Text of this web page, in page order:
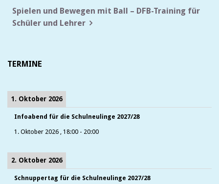
Spielen und Bewegen mit Ball – DFB-Training für
Schüler und Lehrer
TERMINE
1. Oktober 2026
Infoabend für die Schulneulinge 2027/28
1. Oktober 2026 , 18:00 - 20:00
2. Oktober 2026
Schnuppertag für die Schulneulinge 2027/28